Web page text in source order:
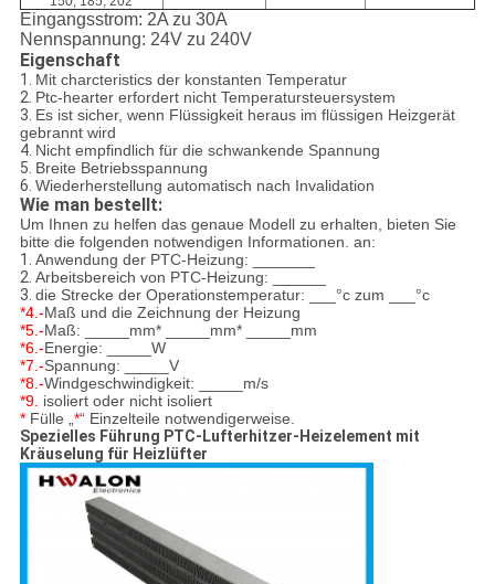
Eingangsstrom: 2A zu 30A
Nennspannung: 24V zu 240V
Eigenschaft
1. Mit charcteristics der konstanten Temperatur
2. Ptc-hearter erfordert nicht Temperatursteuersystem
3. Es ist sicher, wenn Flüssigkeit heraus im flüssigen Heizgerät
gebrannt wird
4. Nicht empfindlich für die schwankende Spannung
5. Breite Betriebsspannung
6. Wiederherstellung automatisch nach Invalidation
Wie man bestellt:
Um Ihnen zu helfen das genaue Modell zu erhalten, bieten Sie
bitte die folgenden notwendigen Informationen. an:
1. Anwendung der PTC-Heizung: _______
2. Arbeitsbereich von PTC-Heizung: ______
3. die Strecke der Operationstemperatur: ___°c zum ___°c
*4.-Maß und die Zeichnung der Heizung
*5.-Maß: _____mm* _____mm*
_____mm
*6.-Energie: _____W
*7.-Spannung: _____V
*8.-Windgeschwindigkeit: _____m/s
*9. isoliert oder nicht isoliert
*Fülle „*“ Einzelteile notwendigerweise.
Spezielles Führung PTC-Lufterhitzer-Heizelement mit
Kräuselung für Heizlüfter